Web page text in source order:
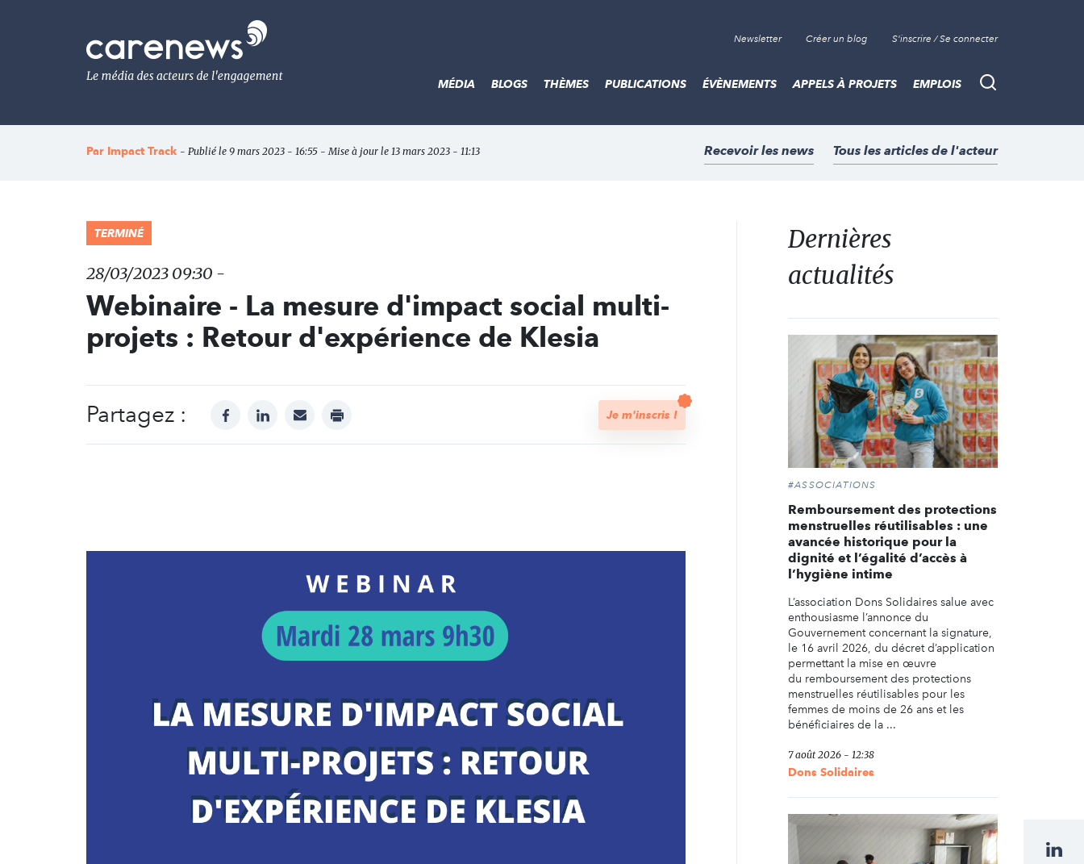
Le
média
de
l'engagement
Newsletter Créer un blog S'inscrire / Se connecter
Recherche
MÉDIA BLOGS THÈMES PUBLICATIONS ÉVÈNEMENTS APPELS À PROJETS EMPLOIS
Par Impact Track - Publié le 9 mars 2023 - 16:55 - Mise à jour le 13 mars 2023 - 11:13 Recevoir les news Tous les articles de l'acteur
TERMINÉ
28/03/2023 09:30 -
Webinaire - La mesure d'impact social multi-
projets : Retour d'expérience de Klesia
Partagez : facebooklinkedinmail print Je m'inscris !
Dernières
actualités
#ASSOCIATIONS
Remboursement des protections
menstruelles réutilisables : une
avancée historique pour la
dignité et l’égalité d’accès à
l’hygiène intime
L’association Dons Solidaires salue avec
enthousiasme l’annonce du
Gouvernement concernant la signature,
le 16 avril 2026, du décret d’application
permettant la mise en œuvre
du remboursement des protections
menstruelles réutilisables pour les
femmes de moins de 26 ans et les
bénéficiaires de la ...
7 août 2026 - 12:38
Dons Solidaires